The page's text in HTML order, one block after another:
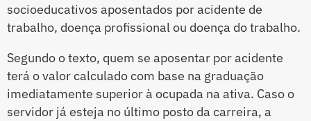
socioeducativos aposentados por acidente de
trabalho, doença profissional ou doença do trabalho.
Segundo o texto, quem se aposentar por acidente
terá o valor calculado com base na graduação
imediatamente superior à ocupada na ativa. Caso o
servidor já esteja no último posto da carreira, a